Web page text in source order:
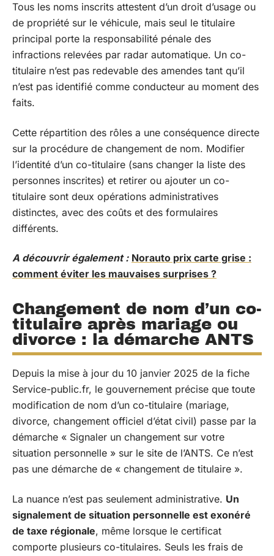
Tous les noms inscrits attestent d’un droit d’usage ou
de propriété sur le véhicule, mais seul le titulaire
principal porte la responsabilité pénale des
infractions relevées par radar automatique. Un co-
titulaire n’est pas redevable des amendes tant qu’il
n’est pas identifié comme conducteur au moment des
faits.
Cette répartition des rôles a une conséquence directe
sur la procédure de changement de nom. Modifier
l’identité d’un co-titulaire (sans changer la liste des
personnes inscrites) et retirer ou ajouter un co-
titulaire sont deux opérations administratives
distinctes, avec des coûts et des formulaires
différents.
A découvrir également : Norauto prix carte grise :
comment éviter les mauvaises surprises ?
Changement de nom d’un co-
titulaire après mariage ou
divorce : la démarche ANTS
Depuis la mise à jour du 10 janvier 2025 de la fiche
Service-public.fr, le gouvernement précise que toute
modification de nom d’un co-titulaire (mariage,
divorce, changement officiel d’état civil) passe par la
démarche « Signaler un changement sur votre
situation personnelle » sur le site de l’ANTS. Ce n’est
pas une démarche de « changement de titulaire ».
La nuance n’est pas seulement administrative. Un
signalement de situation personnelle est exonéré
de taxe régionale, même lorsque le certificat
comporte plusieurs co-titulaires. Seuls les frais de